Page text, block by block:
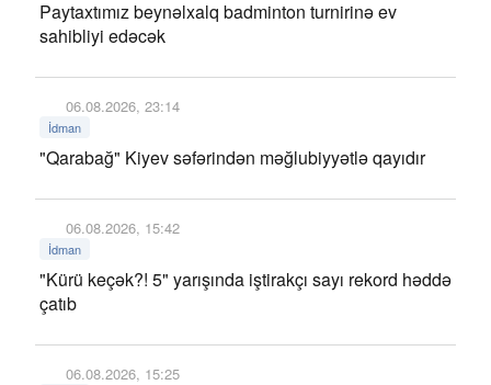
Paytaxtımız beynəlxalq badminton turnirinə ev
sahibliyi edəcək
06.08.2026, 23:14
İdman
"Qarabağ" Kiyev səfərindən məğlubiyyətlə qayıdır
06.08.2026, 15:42
İdman
"Kürü keçək?! 5" yarışında iştirakçı sayı rekord həddə
çatıb
06.08.2026, 15:25